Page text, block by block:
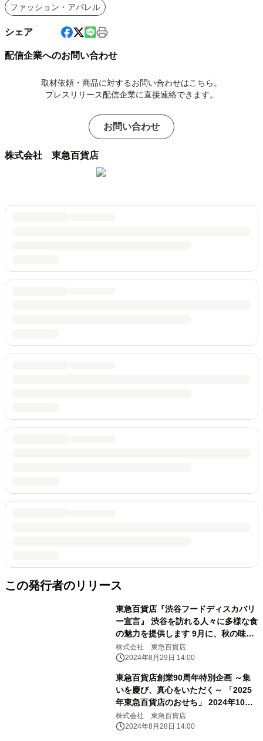
ファッション・アパレル
シェア
配信企業へのお問い合わせ
取材依頼・商品に対するお問い合わせはこちら。
プレスリリース配信企業に直接連絡できます。
お問い合わせ
株式会社 東急百貨店
この発行者のリリース
東急百貨店『渋谷フードディスカバリ
ー宣言』 渋谷を訪れる人々に多様な食
の魅力を提供します 9月に、秋の味覚
を取り揃えた「SHIBUYA FOOD
DUNGEON」を開催！
株式会社 東急百貨店
2024年8月29日 14:00
東急百貨店創業90周年特別企画 ～集
いを慶び、真心をいただく～ 「2025
年東急百貨店のおせち」 2024年10月1
日（火）から承り開始
株式会社 東急百貨店
2024年8月28日 14:00